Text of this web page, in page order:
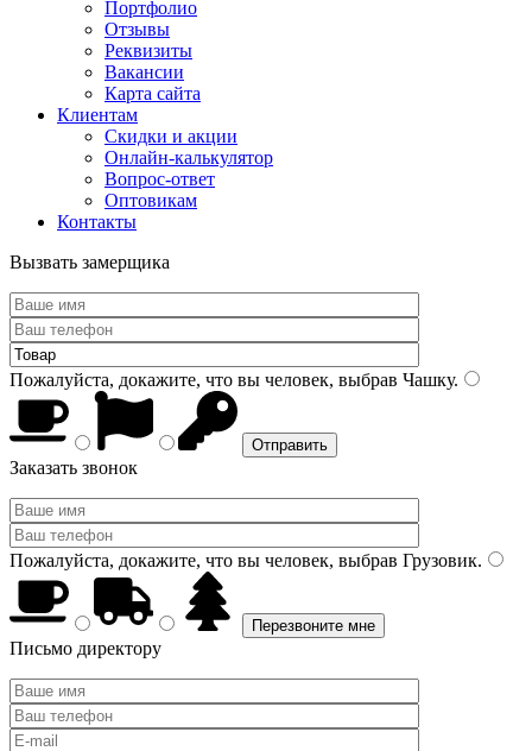
Портфолио
Отзывы
Реквизиты
Вакансии
Карта сайта
Клиентам
Скидки и акции
Онлайн-калькулятор
Вопрос-ответ
Оптовикам
Контакты
Вызвать замерщика
Пожалуйста, докажите, что вы человек, выбрав Чашку.
Заказать звонок
Пожалуйста, докажите, что вы человек, выбрав Грузовик.
Письмо директору